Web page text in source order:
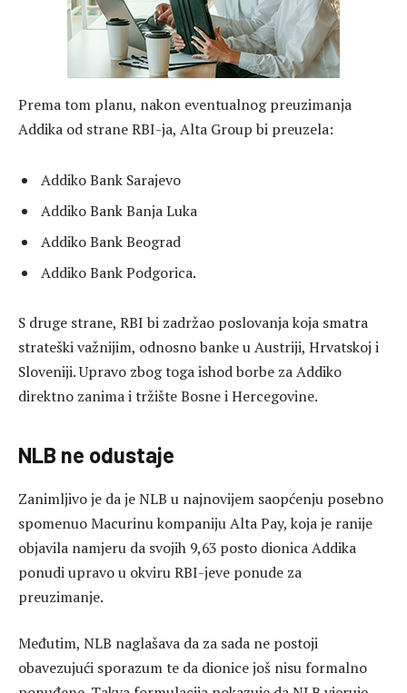
Prema tom planu, nakon eventualnog preuzimanja
Addika od strane RBI-ja, Alta Group bi preuzela:
Addiko Bank Sarajevo
Addiko Bank Banja Luka
Addiko Bank Beograd
Addiko Bank Podgorica.
S druge strane, RBI bi zadržao poslovanja koja smatra
strateški važnijim, odnosno banke u Austriji, Hrvatskoj i
Sloveniji. Upravo zbog toga ishod borbe za Addiko
direktno zanima i tržište Bosne i Hercegovine.
NLB ne odustaje
Zanimljivo je da je NLB u najnovijem saopćenju posebno
spomenuo Macurinu kompaniju Alta Pay, koja je ranije
objavila namjeru da svojih 9,63 posto dionica Addika
ponudi upravo u okviru RBI-jeve ponude za
preuzimanje.
Međutim, NLB naglašava da za sada ne postoji
obavezujući sporazum te da dionice još nisu formalno